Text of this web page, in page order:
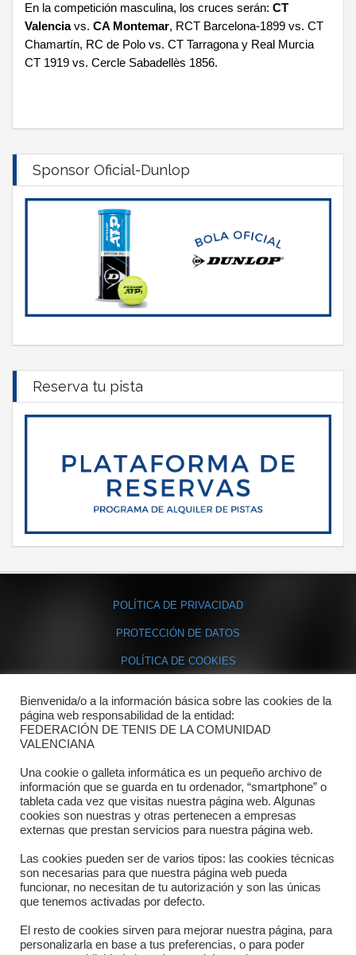
En la competición masculina, los cruces serán: CT
Valenciavs. CA Montemar, RCT Barcelona-1899 vs. CT
Chamartín, RC de Polo vs. CT Tarragona y Real Murcia
CT 1919 vs. Cercle Sabadellès 1856.
Sponsor Oficial-Dunlop
Reserva tu pista
POLÍTICA DE PRIVACIDAD
PROTECCIÓN DE DATOS
POLÍTICA DE COOKIES
Contacto
Dónde estamos
Directorio departamentos
Horario
Formulario de contacto
Bienvenida/o a la información básica sobre las cookies de la
página web responsabilidad de la entidad:
FEDERACIÓN DE TENIS DE LA COMUNIDAD
VALENCIANA
Una cookie o galleta informática es un pequeño archivo de
información que se guarda en tu ordenador, “smartphone” o
tableta cada vez que visitas nuestra página web. Algunas
cookies son nuestras y otras pertenecen a empresas
externas que prestan servicios para nuestra página web.
Las cookies pueden ser de varios tipos: las cookies técnicas
son necesarias para que nuestra página web pueda
funcionar, no necesitan de tu autorización y son las únicas
que tenemos activadas por defecto.
El resto de cookies sirven para mejorar nuestra página, para
personalizarla en base a tus preferencias, o para poder